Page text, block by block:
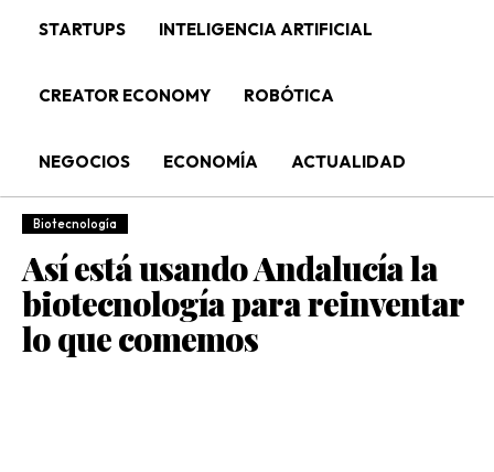
STARTUPS INTELIGENCIA ARTIFICIAL
CREATOR ECONOMY ROBÓTICA
NEGOCIOS ECONOMÍA ACTUALIDAD
Biotecnología
Así está usando Andalucía la
biotecnología para reinventar
lo que comemos